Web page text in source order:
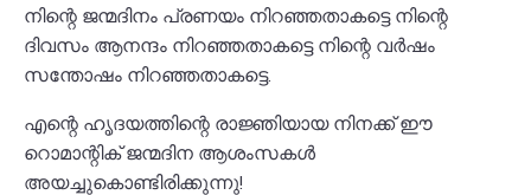
നിന്റെ ജന്മദിനം പ്രണയം നിറഞ്ഞതാകട്ടെ നിന്റെ
ദിവസം ആനന്ദം നിറഞ്ഞതാകട്ടെ നിന്റെ വർഷം
സന്തോഷം നിറഞ്ഞതാകട്ടെ.
എന്റെ ഹൃദയത്തിന്റെ രാജ്ഞിയായ നിനക്ക് ഈ
റൊമാന്റിക് ജന്മദിന ആശംസകൾ
അയച്ചുകൊണ്ടിരിക്കുന്നു!